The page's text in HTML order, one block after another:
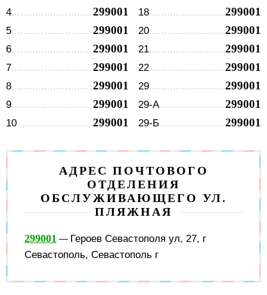
4 299001
5 299001
6 299001
7 299001
8 299001
9 299001
10 299001
18 299001
20 299001
21 299001
22 299001
29 299001
29-А 299001
29-Б 299001
АДРЕС ПОЧТОВОГО
ОТДЕЛЕНИЯ
ОБСЛУЖИВАЮЩЕГО УЛ.
ПЛЯЖНАЯ
299001 — Героев Севастополя ул, 27, г
Севастополь, Севастополь г